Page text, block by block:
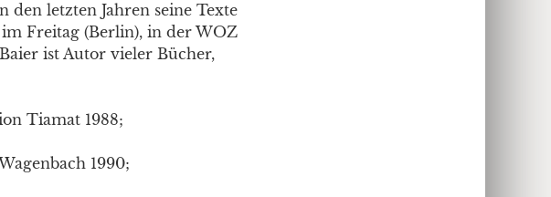
letzten Jahren seine Texte
Freitag (Berlin), in der WOZ
ist Autor vieler Bücher,
Tiamat 1988;
1990;